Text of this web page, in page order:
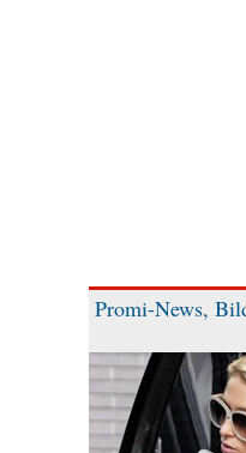
Promi-News,